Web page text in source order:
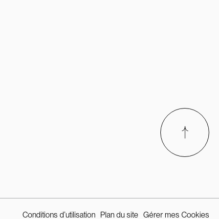
Conditions d’utilisation Plan du site Gérer mes Cookies